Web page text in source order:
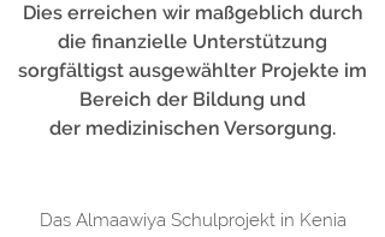
Dies erreichen wir maßgeblich durch
die finanzielle Unterstützung
sorgfältigst ausgewählter Projekte im
Bereich der Bildung und
der medizinischen Versorgung.
Das Almaawiya Schulprojekt in Kenia